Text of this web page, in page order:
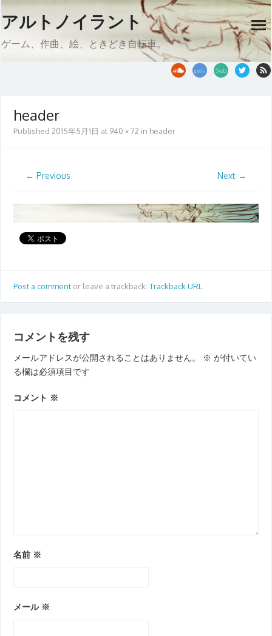
Skip
to
アルトノイラント
ゲーム、作曲、絵、ときどき自転車。
header
Published2015年5月1日 at 940 × 72 in header
← Previous Next →
Post a comment or leave a trackback:Trackback URL .
コメントを残す
メールアドレスが公開されることはありません。 ※ が付いてい
る欄は必須項目です
コメント ※
名前 ※
メール ※